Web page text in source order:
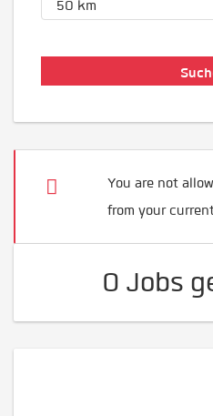
You are not
from your
0 Jobs